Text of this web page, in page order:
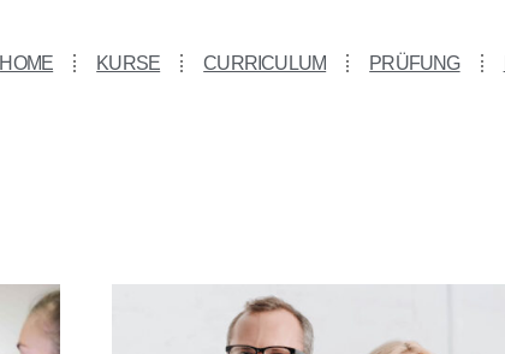
HOME KURSE CURRICULUM PRÜFUNG